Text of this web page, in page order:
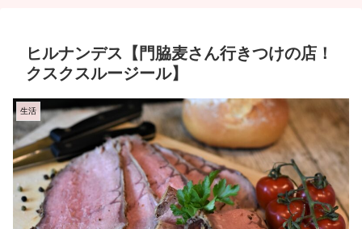
ヒルナンデス【門脇麦さん行きつけの店！
クスクスルージール】
生活